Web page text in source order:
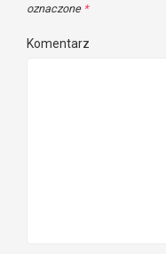
oznaczone *
Komentarz